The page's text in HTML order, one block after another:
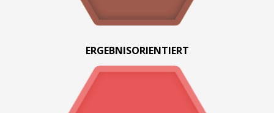
ERGEBNISORIENTIERT